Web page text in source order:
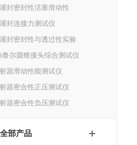
封密封性活塞滑动性
封连接力测试仪
封密封性与透过性实验
鲁尔圆锥接头综合测试仪
器滑动性能测试仪
器密合性正压测试仪
器密合性负压测试仪
部产品